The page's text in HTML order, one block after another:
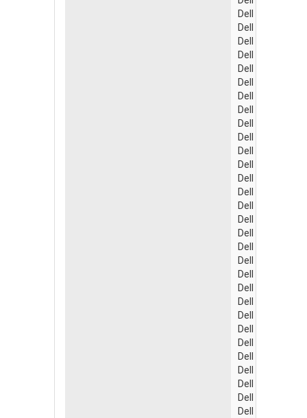
Dell Latitude
Dell Latitude
Dell Latitude
Dell Latitude
Dell Latitude
Dell Latitude
Dell Latitude
Dell Latitude
Dell Latitude
Dell Latitude
Dell Latitude
Dell Latitude
Dell Latitude
Dell Latitude
Dell Latitude
Dell Studio
Dell Studio
Dell Studio
Dell Studio
Dell Studio
Dell Studio
Dell Vostro
Dell Vostro
Dell Vostro 130
Dell Vostro
Dell Vostro
Dell Vostro
Dell Vostro
Dell Vostro
Dell Vostro